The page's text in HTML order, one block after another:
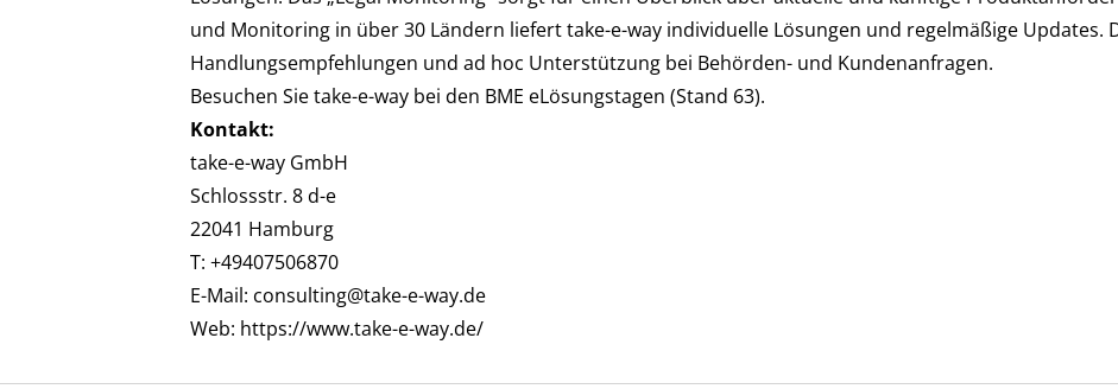
und Monitoring in über 30 Ländern liefert take-e-way individuelle Lösungen und regelmäßige Updates.
Handlungsempfehlungen und ad hoc Unterstützung bei Behörden- und Kundenanfragen.
Besuchen Sie take-e-way bei den BME eLösungstagen (Stand 63).
Kontakt:
take-e-way GmbH
Schlossstr. 8 d-e
22041 Hamburg
T: +49407506870
E-Mail: consulting@take-e-way.de
Web: https://www.take-e-way.de/